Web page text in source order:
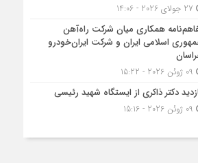
همکاری میان شرکت راه‌آهن
اسلامی ایران و شرکت ایران‌خودرو
دکتر ذاکری از ایستگاه شهید رئیسی